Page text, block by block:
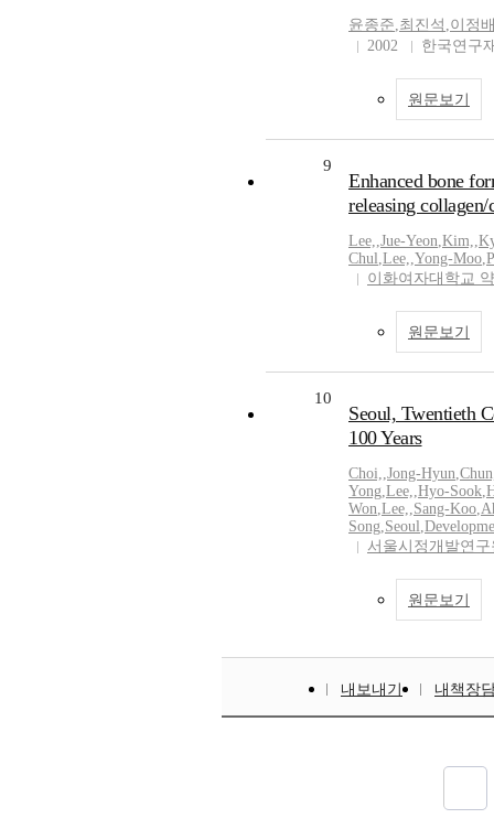
윤종준,최진석 ,이정
2002
한국연구
원문보기
9
Enhanced bone
releasing
Lee,,Jue-Yeon,Kim,,
Chul,Lee,,Yong-Moo,
이화여자대학교
원문보기
10
Seoul, Twentieth
100 Years
Choi,,Jong-Hyun,
Yong,Lee,,Hyo-Sook,
Won,Lee,,Sang-Koo,
Song,Seoul,
서울시정개발연구
원문보기
내보내기 내책장